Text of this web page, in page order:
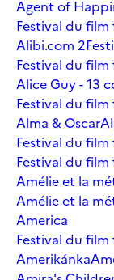
Agent of
Festival du
Alibi.com 2
Festival du
Alice Guy - 13
Festival du
Alma & Oscar
Festival du
Festival du
Amélie et la
Amélie et la
America
Festival du
Amerikánka